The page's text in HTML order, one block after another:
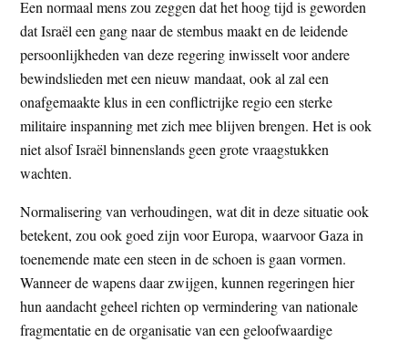
Een normaal mens zou zeggen dat het hoog tijd is geworden
dat Israël een gang naar de stembus maakt en de leidende
persoonlijkheden van deze regering inwisselt voor andere
bewindslieden met een nieuw mandaat, ook al zal een
onafgemaakte klus in een conflictrijke regio een sterke
militaire inspanning met zich mee blijven brengen. Het is ook
niet alsof Israël binnenslands geen grote vraagstukken
wachten.
Normalisering van verhoudingen, wat dit in deze situatie ook
betekent, zou ook goed zijn voor Europa, waarvoor Gaza in
toenemende mate een steen in de schoen is gaan vormen.
Wanneer de wapens daar zwijgen, kunnen regeringen hier
hun aandacht geheel richten op vermindering van nationale
fragmentatie en de organisatie van een geloofwaardige